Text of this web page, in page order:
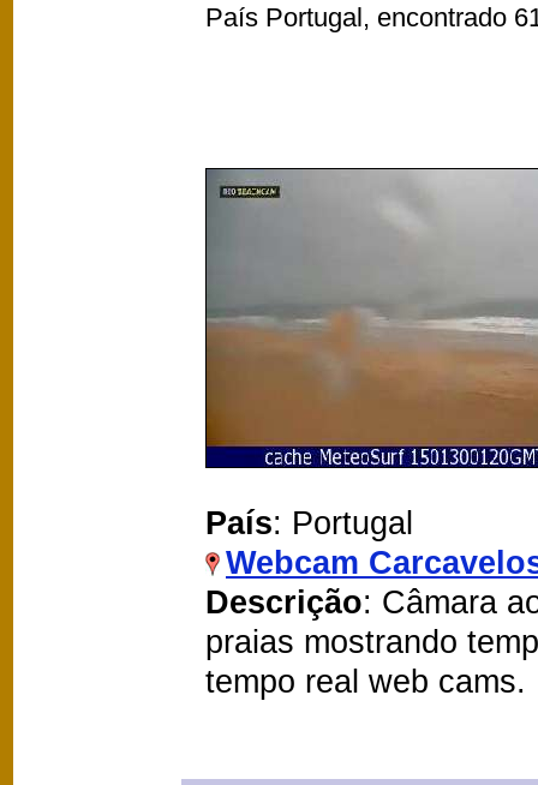
País Portugal, encontrado
País: Portugal
Webcam
Descrição: Câmara
praias mostrando
tempo real web cams.